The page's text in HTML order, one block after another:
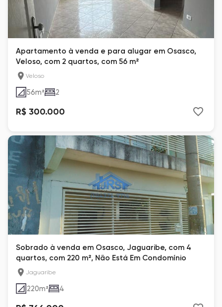
Apartamento à venda e para alugar em Osasco,
Veloso, com 2 quartos, com 56 m²
Veloso
56m² 2
R$ 300.000
Sobrado à venda em Osasco, Jaguaribe, com 4
quartos, com 220 m², Não Está Em Condomínio
Jaguaribe
220m² 4